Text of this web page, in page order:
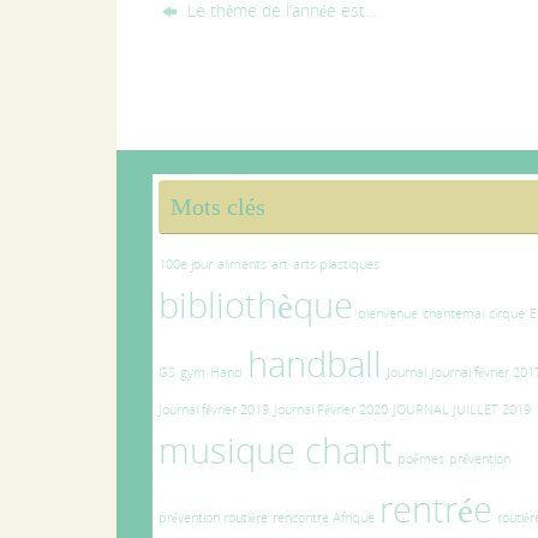
Le thème de l’année est…
Mots clés
100e jour aliments art arts plastiques
bibliothèque bienvenue chantemai cirque
GS gym Hand handball Journal Journal février
Journal février 2019 Journal Février 2020 JOURNAL JUILLET 2019
musique chant poèmes prévention
prévention routière rencontre Afrique rentrée